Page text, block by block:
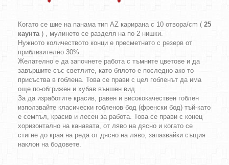
Когато се шие на панама тип AZ карирана с 10 отвора/cm ( 25
каунта) , мулинето се разделя на по 2 нишки.
Нужното количеството конци е пресметнато с резерв от
приблизително 30%.
Желателно е да започнете работа с тъмните цветове и да
завършите със светлите, като бялото е последно ако то
присъства в гоблена. Това се прави с цел гобленът да има
още по-обгрижен и хубав външен вид.
За да изработите красив, равен и висококачествен гоблен
използвайте класически гобленов бод (френски бод) тъй-като
е семпъл, красив и лесен за работа. Това се прави с конец
хоризонтално на канавата, от ляво на дясно и когато се
стигне до края на реда от дясно на ляво, запазвайки същия
наклон на бодовете.